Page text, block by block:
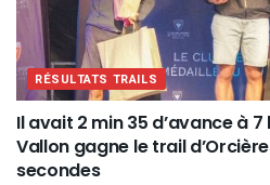
RÉSULTATS TRAILS
Il avait 2 min 35 d’avance à 7
Vallon gagne le trail
secondes